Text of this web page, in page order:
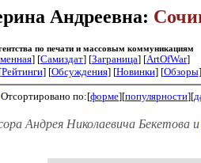
Андреевна:
по печати и массовым коммуникациям
] [Самиздат] [Заграница] [ArtOfWar]
Рейтинги] [Обсуждения] [Новинки] [Обзоры
Отсортировано по:[форме][популярности][
Андрея Николаевича Бекетова и